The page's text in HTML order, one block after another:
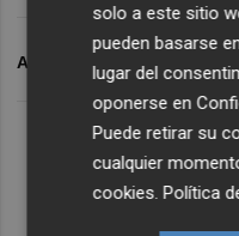
ARCHIVADO EN
solo a este sitio
pueden basarse
lugar del
oponerse en
Puede retirar su
cualquier
cookies .Política